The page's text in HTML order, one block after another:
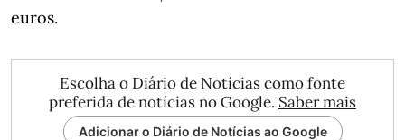
euros.
Escolha o Diário de Notícias como fonte
preferida de notícias no Google. Saber mais
Adicionar o Diário de Notícias ao Google